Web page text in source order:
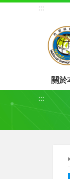
:::
關於
:::